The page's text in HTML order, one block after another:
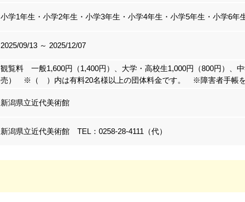
小学1年生・小学2年生・小学3年生・小学4年生・小学5年生・小学6
2025/09/13 ～ 2025/12/07
観覧料 一般1,600円（1,400円）、大学・高校生1,000円（800円）、
売） ※（ ）内は有料20名様以上の団体料金です。 ※障害者手帳を
新潟県立近代美術館
新潟県立近代美術館 TEL：0258-28-4111（代）